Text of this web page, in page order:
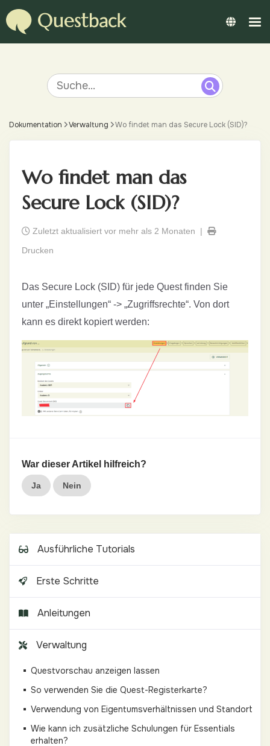
Dokumentation Verwaltung Wo findet man das Secure Lock (SID)?
Wo findet man das
Secure Lock (SID)?
Zuletzt aktualisiert vor mehr als 2 Monaten |
Drucken
Das Secure Lock (SID) für jede Quest finden Sie
unter „Einstellungen“ -> „Zugriffsrechte“. Von dort
kann es direkt kopiert werden:
War dieser Artikel hilfreich?
Ja Nein
Ausführliche Tutorials
Erste Schritte
Anleitungen
Verwaltung
Questvorschau anzeigen lassen
So verwenden Sie die Quest-Registerkarte?
Verwendung von Eigentumsverhältnissen und Standort
Wie kann ich zusätzliche Schulungen für Essentials
erhalten?